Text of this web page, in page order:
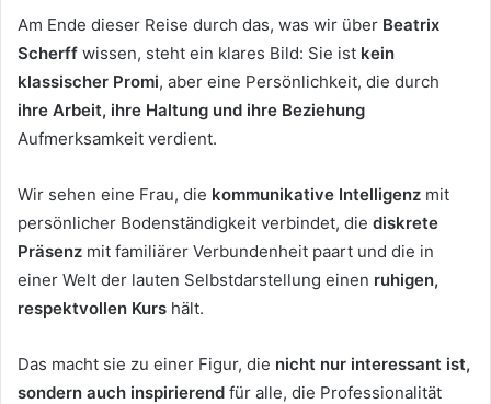
Am Ende dieser Reise durch das, was wir über Beatrix
Scherff wissen, steht ein klares Bild: Sie ist kein
klassischer Promi, aber eine Persönlichkeit, die durch
ihre Arbeit, ihre Haltung und ihre Beziehung
Aufmerksamkeit verdient.
Wir sehen eine Frau, die kommunikative Intelligenz mit
persönlicher Bodenständigkeit verbindet, die diskrete
Präsenz mit familiärer Verbundenheit paart und die in
einer Welt der lauten Selbstdarstellung einen ruhigen,
respektvollen Kurs hält.
Das macht sie zu einer Figur, die nicht nur interessant ist,
sondern auch inspirierend für alle, die Professionalität